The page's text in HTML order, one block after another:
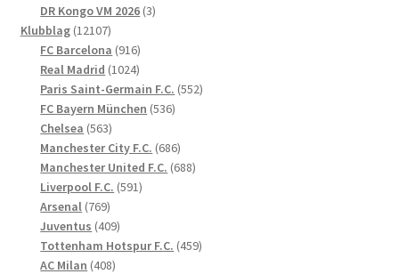
DR Kongo VM 2026 33
Klubblag 1210712107
produkter
FC Barcelona 916916
produkter
Real Madrid 10241024
produkter
Paris Saint-Germain F.C. 552552
FC Bayern München 536536
Chelsea 563563
produkter
Manchester City F.C. 686686
produkter
Manchester United F.C. 688688
Liverpool F.C. 591591
Arsenal 769769
produkter
Juventus 409409
produkter
Tottenham Hotspur F.C. 459459
AC Milan 408408